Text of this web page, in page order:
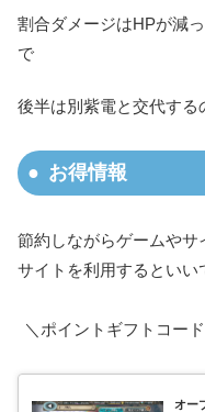
割合ダメージはHPが減
で
後半は別紫電と交代する
お得情報
節約しながらゲームやサ
サイトを利用するといい
＼ポイントギフトコー
オー